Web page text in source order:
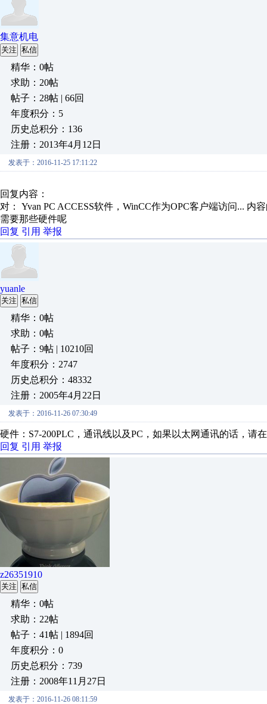
集意机电
关注 私信
精华：0帖
求助：20帖
帖子：28帖 | 66回
年度积分：5
历史总积分：136
注册：2013年4月12日
发表于：2016-11-25 17:11:22
回复内容：
对： Yvan PC ACCESS软件，WinCC作为OPC客户端访问... 内
需要那些硬件呢
回复 引用 举报
yuanle
关注 私信
精华：0帖
求助：0帖
帖子：9帖 | 10210回
年度积分：2747
历史总积分：48332
注册：2005年4月22日
发表于：2016-11-26 07:30:49
硬件：S7-200PLC，通讯线以及PC，如果以太网通讯的话，请
回复 引用 举报
z26351910
关注 私信
精华：0帖
求助：22帖
帖子：41帖 | 1894回
年度积分：0
历史总积分：739
注册：2008年11月27日
发表于：2016-11-26 08:11:59